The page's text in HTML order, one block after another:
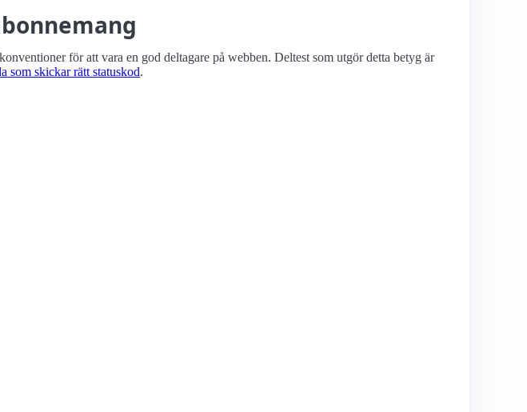
för att vara en god deltagare på webben. Deltest som utgör detta betyg är
som skickar rätt statuskod.